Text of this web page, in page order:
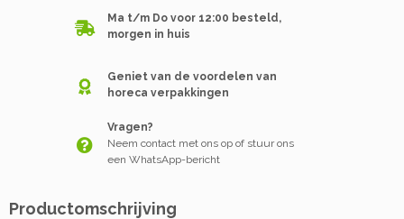
Ma t/m Do voor 12:00 besteld,
morgen in huis
Geniet van de voordelen van
horeca verpakkingen
Vragen?
Neem contact met ons op of stuur ons
een WhatsApp-bericht
Productomschrijving